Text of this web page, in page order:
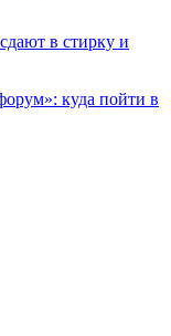
в стирку и
куда пойти в